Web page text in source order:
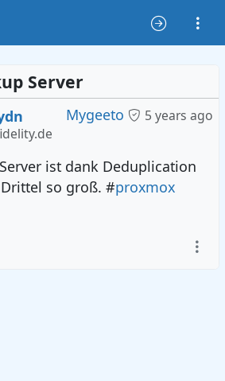
Server
Mygeeto 5 years ago
ist dank Deduplication
so groß. #proxmox